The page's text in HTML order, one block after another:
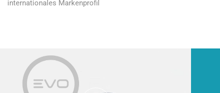
internationales Markenprofil